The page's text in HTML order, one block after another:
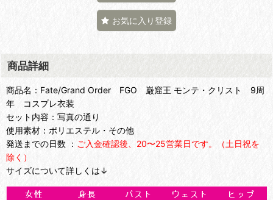
お気に入り登録
商品詳細
商品名：Fate/Grand Order FGO 巌窟王 モンテ・クリスト 9周
年 コスプレ衣装
セット内容：写真の通り
使用素材：ポリエステル・その他
発送までの日数 ： ご入金確認後、20〜25営業日です。（土日祝を
除く）
サイズについて詳しくは↓